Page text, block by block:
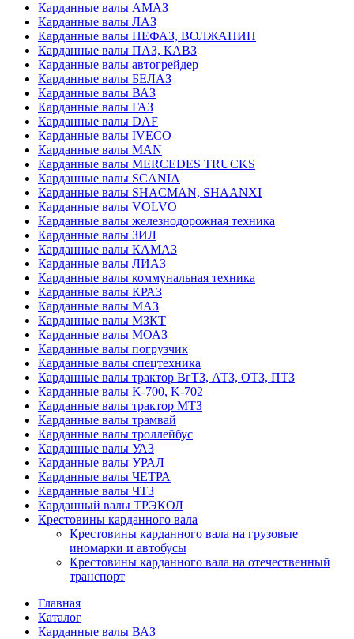
Карданные валы АМАЗ
Карданные валы ЛАЗ
Карданные валы НЕФАЗ, ВОЛЖАНИН
Карданные валы ПАЗ, КАВЗ
Карданные валы автогрейдер
Карданные валы БЕЛАЗ
Карданные валы ВАЗ
Карданные валы ГАЗ
Карданные валы DAF
Карданные валы IVECO
Карданные валы MAN
Карданные валы MERCEDES TRUCKS
Карданные валы SCANIA
Карданные валы SHACMAN, SHAANXI
Карданные валы VOLVO
Карданные валы железнодорожная техника
Карданные валы ЗИЛ
Карданные валы КАМАЗ
Карданные валы ЛИАЗ
Карданные валы коммунальная техника
Карданные валы КРАЗ
Карданные валы МАЗ
Карданные валы МЗКТ
Карданные валы МОАЗ
Карданные валы погрузчик
Карданные валы спецтехника
Карданные валы трактор ВгТЗ, АТЗ, ОТЗ, ПТЗ
Карданные валы K-700, K-702
Карданные валы трактор МТЗ
Карданные валы трамвай
Карданные валы троллейбус
Карданные валы УАЗ
Карданные валы УРАЛ
Карданные валы ЧЕТРА
Карданные валы ЧТЗ
Карданный валы ТРЭКОЛ
Крестовины карданного вала
Крестовины карданного вала на грузовые
иномарки и автобусы
Крестовины карданного вала на отечественный
транспорт
Главная
Каталог
Карданные валы ВАЗ